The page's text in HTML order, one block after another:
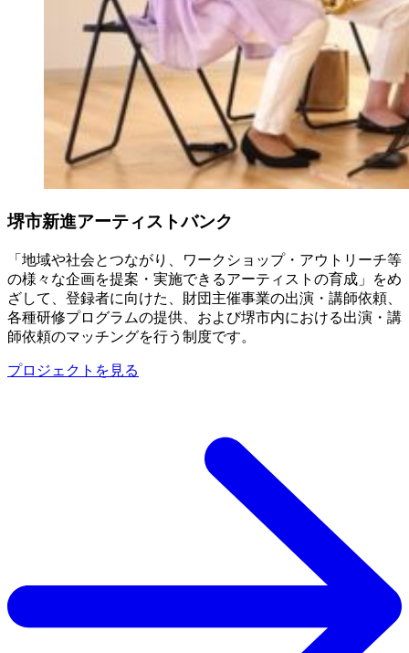
堺市新進アーティストバンク
「地域や社会とつながり、ワークショップ・アウトリーチ等
の様々な企画を提案・実施できるアーティストの育成」をめ
ざして、登録者に向けた、財団主催事業の出演・講師依頼、
各種研修プログラムの提供、および堺市内における出演・講
師依頼のマッチングを行う制度です。
プロジェクトを見る